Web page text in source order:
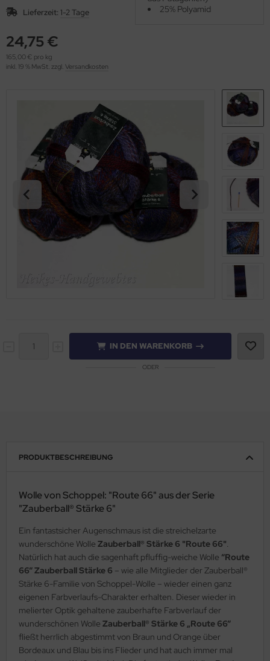
Lieferzeit: 1-2 Tage
24,75 €
165,00 € pro kg
inkl. 19 % MwSt. zzgl. Versandkosten
25% Polyamid
IN DEN WARENKORB
ODER
PRODUKTBESCHREIBUNG
Wolle von Schoppel: "Route 66" aus der Serie
"Zauberball® Stärke 6"
Ein fantastsicher Augenschmaus ist die streichelzarte
wunderschöne Wolle Zauberball® Stärke 6 "Route 66".
Natürlich hat auch die sagenhaft pfluffig-weiche Wolle “Route
66“ Zauberball Stärke 6 – wie alle Mitglieder der Zauberball®
Stärke 6-Familie von Schoppel-Wolle – wieder einen ganz
eigenen Farbverlaufs-Charakter erhalten. Dieser wieder in
melierter Optik gehaltene zauberhafte Farbverlauf der
wunderschönen Wolle Zauberball® Stärke 6 „Route 66“
fließt herrlich abgestimmt von Braun und Orange über
Bordeaux und Blau bis ins Flieder und hat auch immer mal
(276)